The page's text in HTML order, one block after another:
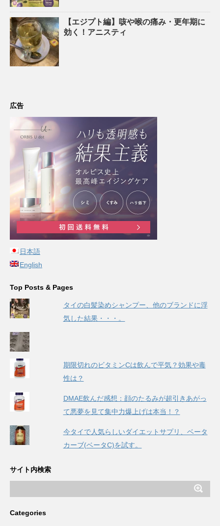
【エジプト編】咳や喉の痛み・更年期に
効く！アニスティ
広告
日本語
English
Top Posts & Pages
タイの白髪染めシャンプー、他のブランドに浮
気した結果・・・。
期限切れのビタミンCは飲んで平気？効果や毒
性は？
DMAE飲んだ感想：顔のたるみが超引きあがっ
て悪夢を見て集中力爆上げは本当！？
今タイで人気らしいダイエットサプリ、ベータ
カーブ(ベータC)を試す。
サイト内検索
Categories